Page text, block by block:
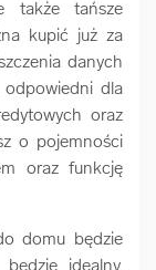
także tańsze
kupić już za
danych
dla
oraz
o pojemności
oraz funkcję
domu będzie